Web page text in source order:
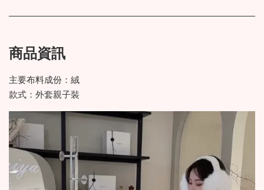
商品資訊
主要布料成份：絨
款式：外套親子裝